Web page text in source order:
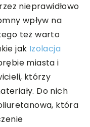
nieprawidłowo
wpływ na
też warto
jak Izolacja
miasta i
którzy
Do nich
która